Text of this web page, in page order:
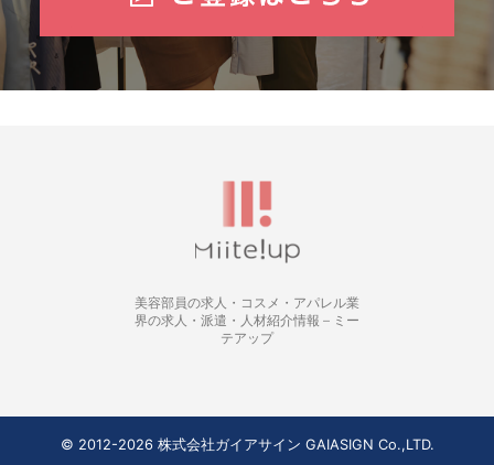
美容部員の求人・コスメ・アパレル業
界の求人・派遣・人材紹介情報 – ミー
テアップ
© 2012-2026 株式会社ガイアサイン GAIASIGN Co.,LTD.